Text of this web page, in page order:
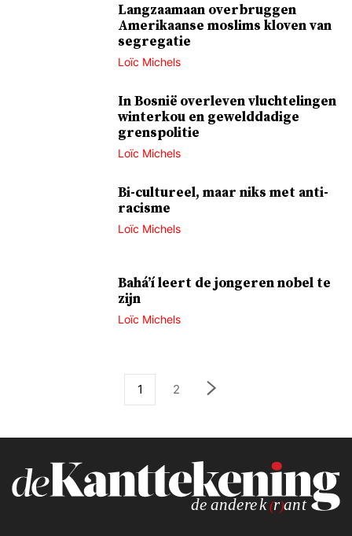
Langzaamaan overbruggen
Amerikaanse moslims kloven van
segregatie
Loïc Michels
In Bosnië overleven vluchtelingen
winterkou en gewelddadige
grenspolitie
Loïc Michels
Bi-cultureel, maar niks met anti-
racisme
Loïc Michels
Bahá’í leert de jongeren nobel te
zijn
Loïc Michels
1 2